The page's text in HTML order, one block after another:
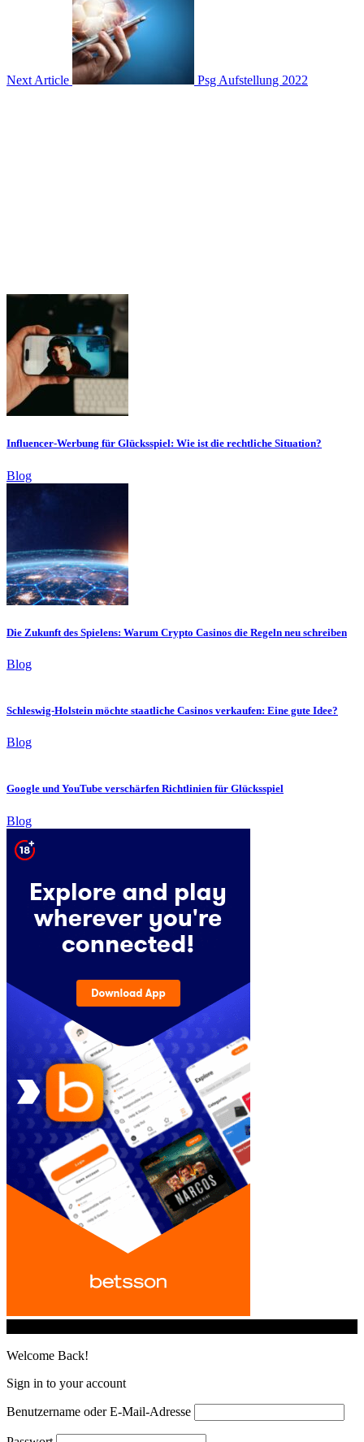
Next Article Psg Aufstellung 2022
Influencer-Werbung für Glücksspiel: Wie ist die rechtliche Situation?
Blog
Die Zukunft des Spielens: Warum Crypto Casinos die Regeln neu schreiben
Blog
Schleswig-Holstein möchte staatliche Casinos verkaufen: Eine gute Idee?
Blog
Google und YouTube verschärfen Richtlinien für Glücksspiel
Blog
Welcome Back!
Sign in to your account
Benutzername oder E-Mail-Adresse